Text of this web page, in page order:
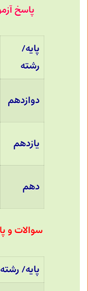
پایه/
رشته
دوازدهم
یازدهم
دهم
سوالات و
پایه/ رشته